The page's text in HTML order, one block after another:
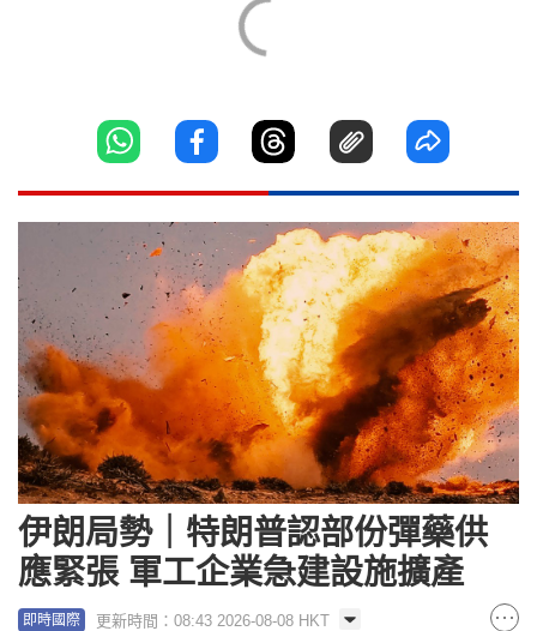
伊朗局勢｜特朗普認部份彈藥供
應緊張 軍工企業急建設施擴產
即時國際 更新時間：08:43 2026-08-08 HKT